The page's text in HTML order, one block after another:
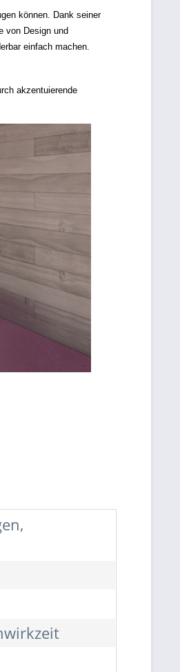
können. Dank seiner
von Design und
einfach machen.
akzentuierende